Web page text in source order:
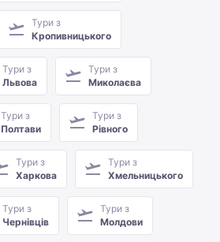
Тури з
Кропивницького
Тури з
Львова
Тури з
Миколаєва
Тури з
Полтави
Тури з
Рівного
Тури з
Харкова
Тури з
Хмельницького
Тури з
Чернівців
Тури з
Молдови